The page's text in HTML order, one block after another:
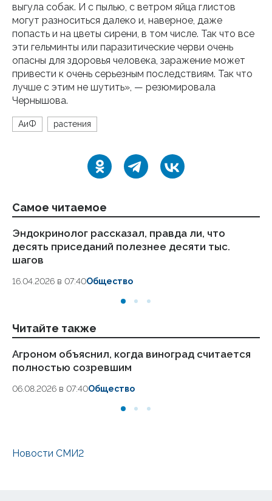
выгула собак. И с пылью, с ветром яйца глистов
могут разноситься далеко и, наверное, даже
попасть и на цветы сирени, в том числе. Так что все
эти гельминты или паразитические черви очень
опасны для здоровья человека, заражение может
привести к очень серьезным последствиям. Так что
лучше с этим не шутить», — резюмировала
Чернышова.
АиФ растения
Самое читаемое
Эндокринолог рассказал, правда ли, что
десять приседаний полезнее десяти тыс.
шагов
16.04.2026 в 07:40Общество
Читайте также
Агроном объяснил, когда виноград считается
полностью созревшим
06.08.2026 в 07:40Общество
Новости СМИ2